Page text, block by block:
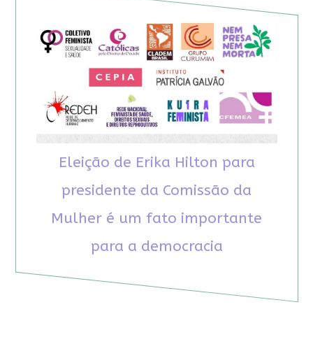
Eleição de Erika Hilton para
presidente da Comissão da
Mulher é um fato importante
para a democracia